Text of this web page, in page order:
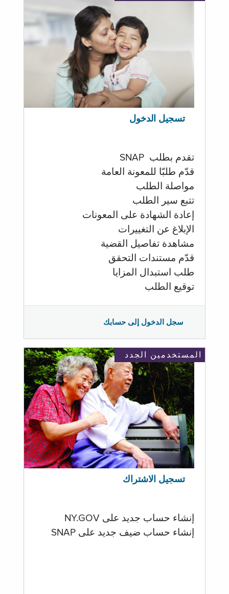
تسجيل الدخول
تقدم بطلب SNAP
قدّم طلبّا للمعونة العامة
مواصلة الطلب
تتبع سير الطلب
إعادة الشهادة على المعونات
الإبلاغ عن التغييرات
مشاهدة تفاصيل القضية
قدّم مستندات التحقق
طلب استبدال المزايا
توقيع الطلب
سجل الدخول إلى حسابك
المستخدمين الجدد
تسجيل الاشتراك
إنشاء حساب جديد على NY.GOV
إنشاء حساب ضيف جديد على SNAP